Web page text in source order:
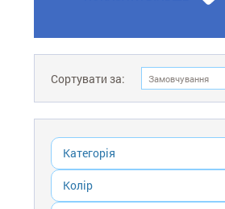
Сортувати за: Замовчування
Категорія
Колір